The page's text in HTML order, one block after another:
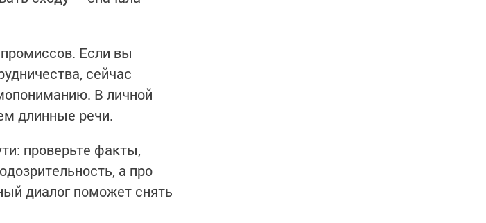
Если вы
сейчас
В личной
длинные речи.
проверьте факты,
а про
диалог поможет снять